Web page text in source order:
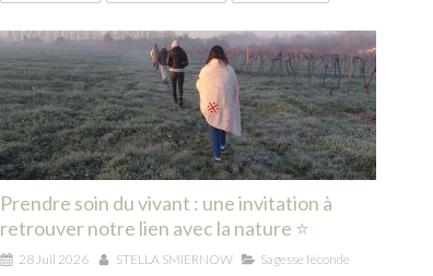
Prendre soin du vivant : une invitation à
retrouver notre lien avec la nature ⭐
28 Juil 2026 STELLA SMIERNOW Sagesse féconde